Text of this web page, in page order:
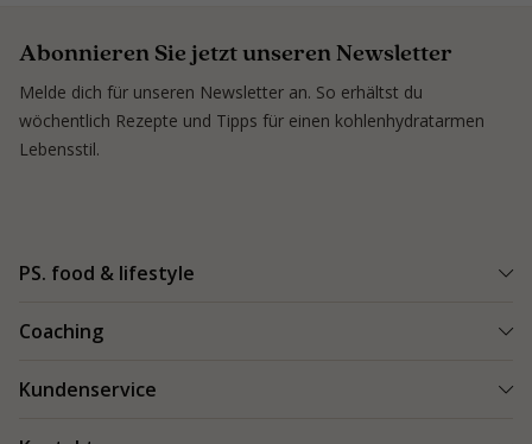
Abonnieren Sie jetzt unseren Newsletter
Melde dich für unseren Newsletter an. So erhältst du
wöchentlich Rezepte und Tipps für einen kohlenhydratarmen
Lebensstil.
PS. food & lifestyle
Kundenerfolge
Coaching
Kundenservice